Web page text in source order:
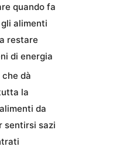
quando fa
alimenti
restare
di energia
che dà
la
da
sentirsi sazi